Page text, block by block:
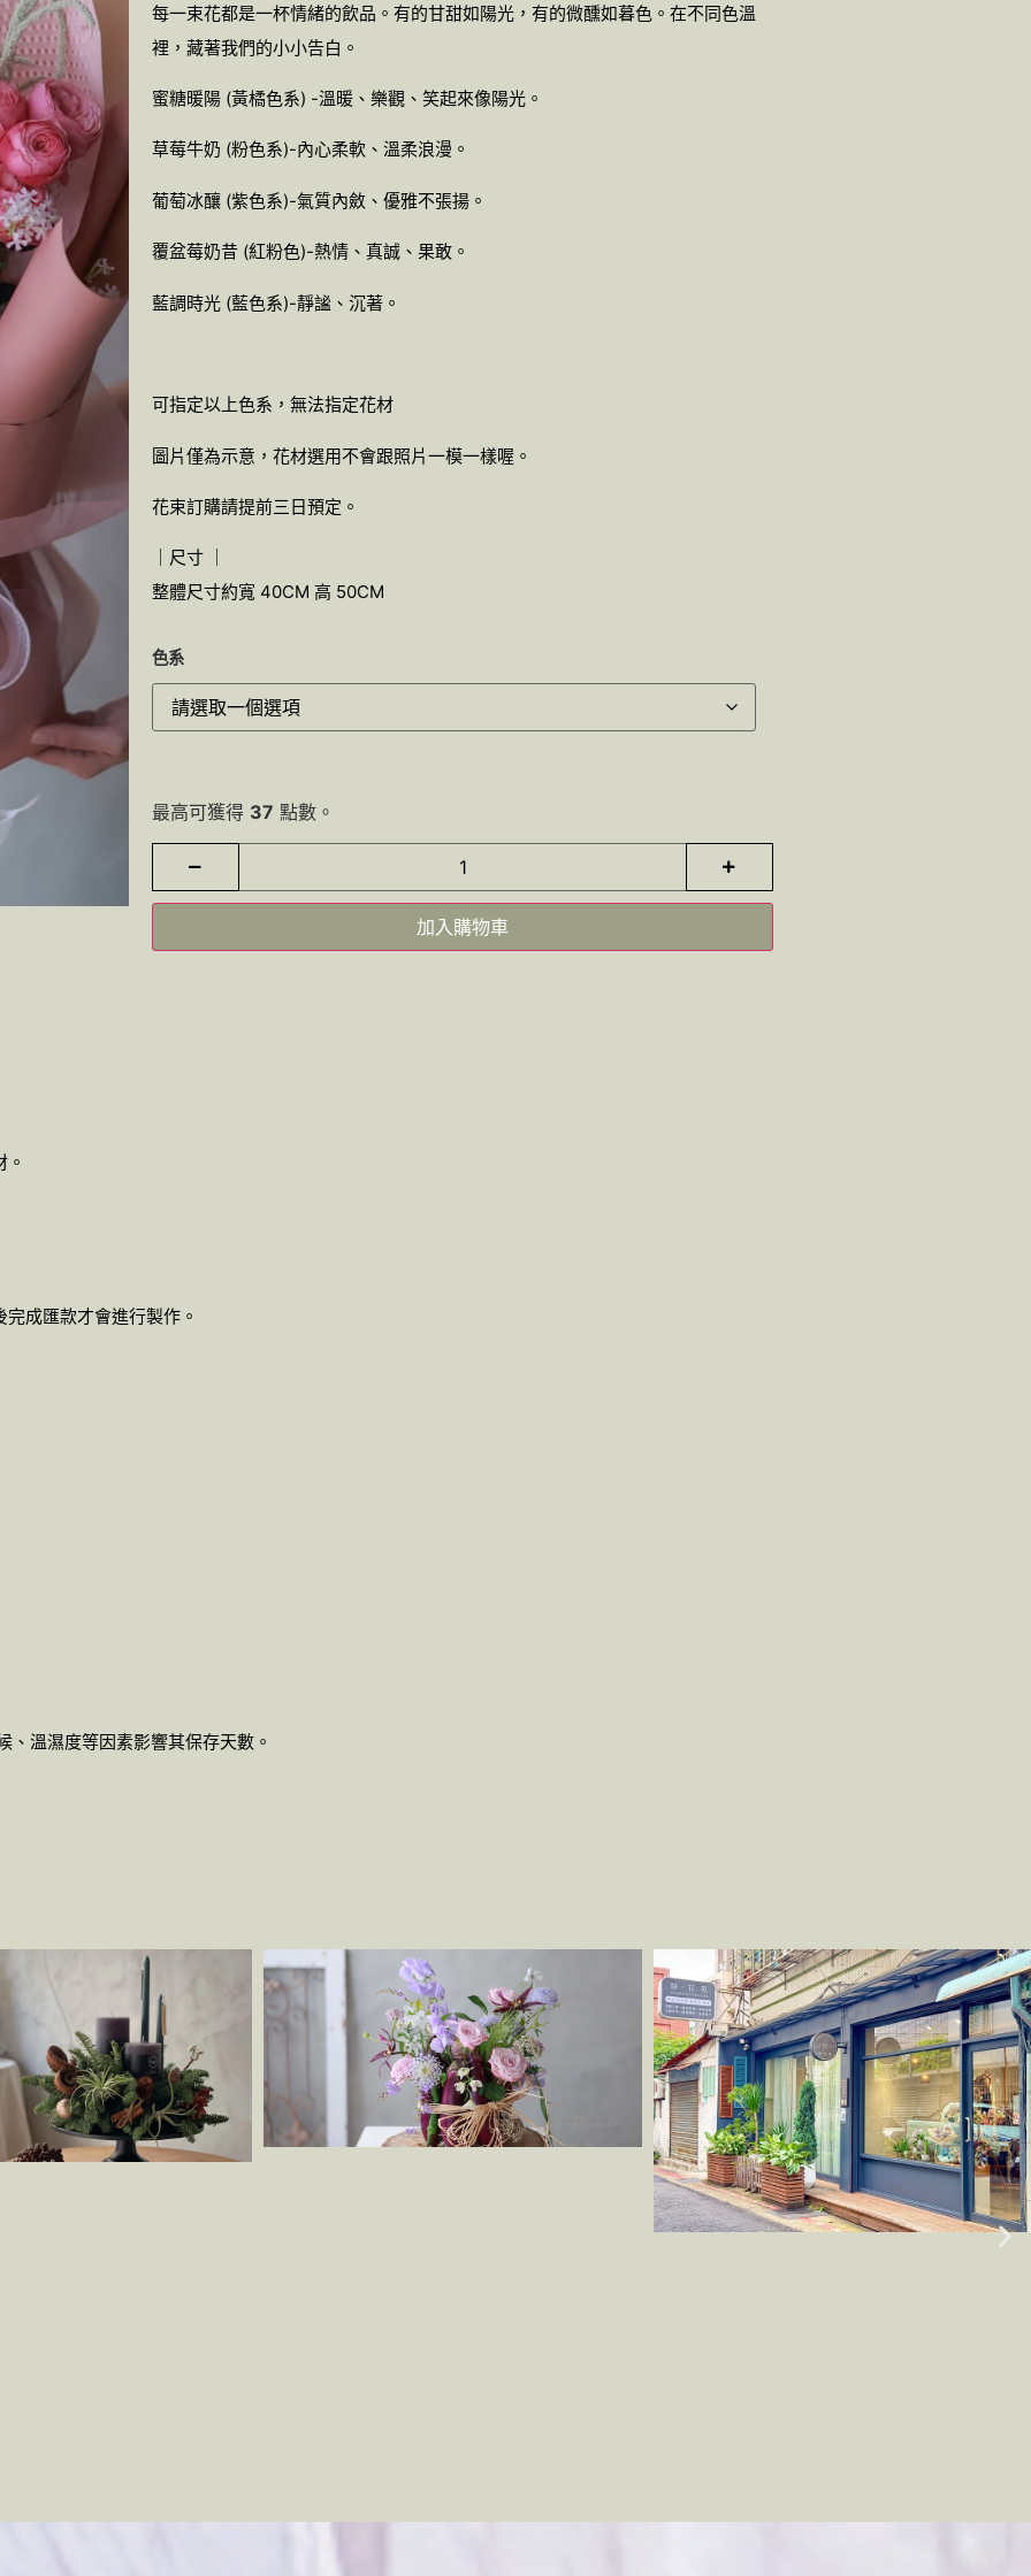
每一束花都是一杯情緒的飲品。有的甘甜如陽光，有的微醺如暮色。在不同色溫
裡，藏著我們的小小告白。
蜜糖暖陽 (黃橘色系) -溫暖、樂觀、笑起來像陽光。
草莓牛奶 (粉色系)-內心柔軟、溫柔浪漫。
葡萄冰釀 (紫色系)-氣質內斂、優雅不張揚。
覆盆莓奶昔 (紅粉色)-熱情、真誠、果敢。
藍調時光 (藍色系)-靜謐、沉著。
可指定以上色系，無法指定花材
圖片僅為示意，花材選用不會跟照片一模一樣喔。
花束訂購請提前三日預定。
｜尺寸 ｜
整體尺寸約寬 40CM 高 50CM
色系
最高可獲得 37 點數。
加入購物車
成匯款才會進行製作。
溫濕度等因素影響其保存天數。